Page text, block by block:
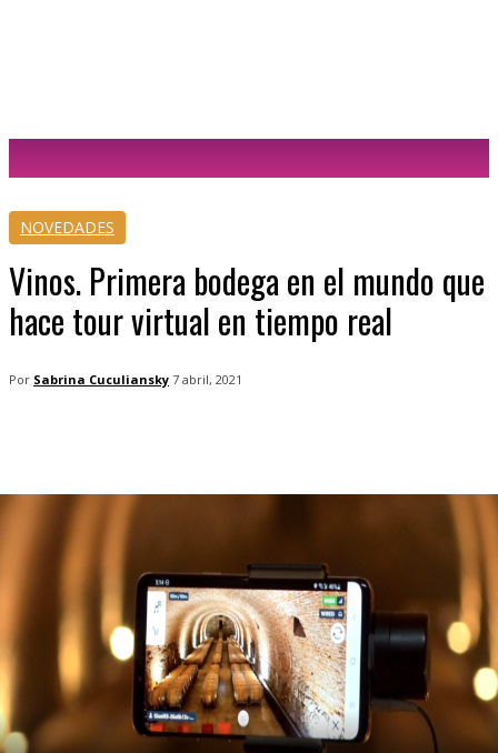
Sabrina Cuculiansky
NOVEDADES
Vinos. Primera bodega en el mundo que
hace tour virtual en tiempo real
Por Sabrina Cuculiansky 7 abril, 2021